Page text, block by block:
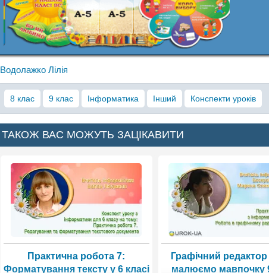
Водолажко Лілія
8 клас 9 клас Інформатика Інший Конспекти уроків
ТАКОЖ ВАС МОЖУТЬ ЗАЦІКАВИТИ
Практична робота 7:
Форматування тексту у 6 класі
Графічний
малюємо мавпочку